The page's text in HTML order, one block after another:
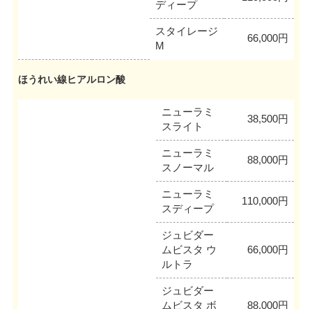
ディープ
スタイレージ
M
66,000円
ほうれい線ヒアルロン酸
ニューラミ
スライト
38,500円
ニューラミ
スノーマル
88,000円
ニューラミ
スディープ
110,000円
ジュビダー
ムビスタ ウ
ルトラ
66,000円
ジュビダー
ムビスタ ボ
88,000円